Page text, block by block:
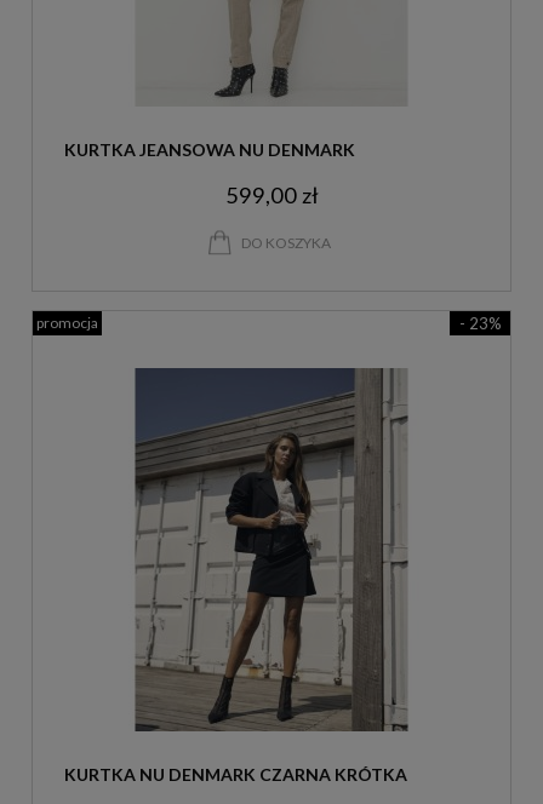
KURTKA JEANSOWA NU DENMARK
599,00 zł
DO KOSZYKA
KURTKA NU DENMARK CZARNA KRÓTKA
promocja - 23%